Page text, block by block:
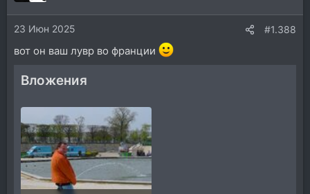
23 Июн 2025 #1.388
вот он ваш лувр во франции
Вложения